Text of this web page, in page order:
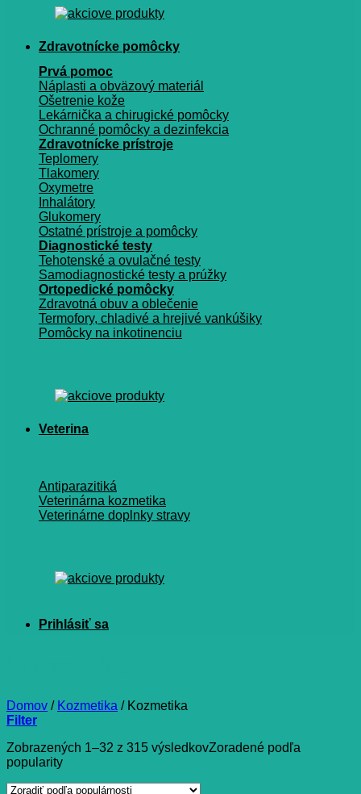
Zdravotnícke pomôcky
Prvá pomoc
Náplasti a obväzový materiál
Ošetrenie kože
Lekárnička a chirugické pomôcky
Ochranné pomôcky a dezinfekcia
Zdravotnícke prístroje
Teplomery
Tlakomery
Oxymetre
Inhalátory
Glukomery
Ostatné prístroje a pomôcky
Diagnostické testy
Tehotenské a ovulačné testy
Samodiagnostické testy a prúžky
Ortopedické pomôcky
Zdravotná obuv a oblečenie
Termofory, chladivé a hrejivé vankúšiky
Pomôcky na inkotinenciu
Veterina
Antiparazitiká
Veterinárna kozmetika
Veterinárne doplnky stravy
Domov / Kozmetika /Kozmetika
Filter
Zobrazených 1–32 z 315 výsledkovZoradené podľa
popularity